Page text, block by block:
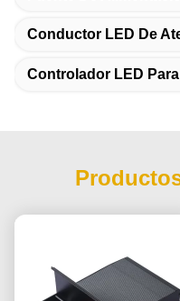
Conductor LED De
Controlador LED